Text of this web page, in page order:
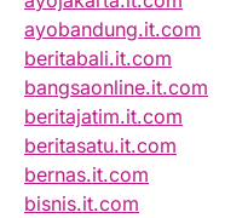
ayobandung.it.com
beritabali.it.com
bangsaonline.it.com
beritajatim.it.com
beritasatu.it.com
bernas.it.com
bisnis.it.com